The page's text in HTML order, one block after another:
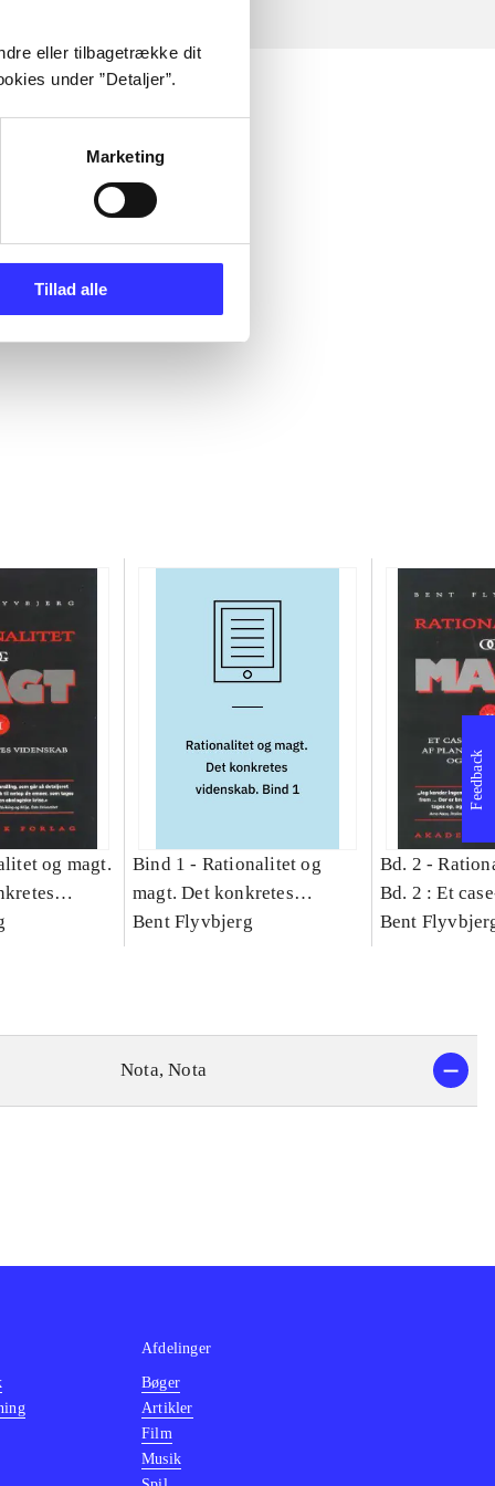
eller tilbagetrække dit
under ”Detaljer”.
Marketing
Tillad alle
og magt.
Bind 1 - Rationalitet og
magt. Det konkretes
videnskab. Bind 1
Bent Flyvbjerg
Bd. 2 -
Bd. 2 : Et
studie af
Bent
Nota, Nota
Feedback
Afdelinger
Bøger
Artikler
Film
Musik